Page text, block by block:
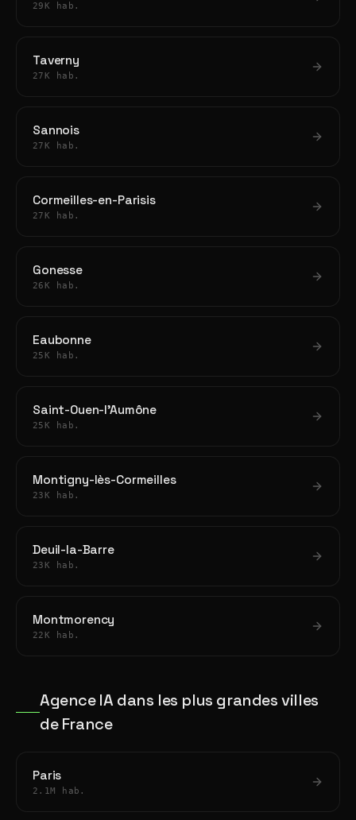
29K hab.
Taverny
27K hab.
Sannois
27K hab.
Cormeilles-en-Parisis
27K hab.
Gonesse
26K hab.
Eaubonne
25K hab.
Saint-Ouen-l'Aumône
25K hab.
Montigny-lès-Cormeilles
23K hab.
Deuil-la-Barre
23K hab.
Montmorency
22K hab.
Agence IA dans les plus grandes villes
de France
Paris
2.1M hab.